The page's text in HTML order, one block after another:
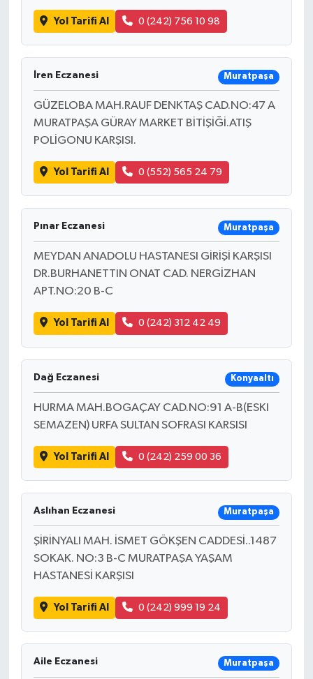
Yol Tarifi Al 0 (242) 756 10 98
İren Eczanesi Muratpaşa
GÜZELOBA MAH.RAUF DENKTAŞ CAD.NO:47 A
MURATPAŞA GÜRAY MARKET BİTİŞİĞİ.ATIŞ
POLİGONU KARŞISI.
Yol Tarifi Al 0 (552) 565 24 79
Pınar Eczanesi Muratpaşa
MEYDAN ANADOLU HASTANESI GİRİŞİ KARŞISI
DR.BURHANETTIN ONAT CAD. NERGİZHAN
APT.NO:20 B-C
Yol Tarifi Al 0 (242) 312 42 49
Dağ Eczanesi Konyaaltı
HURMA MAH.BOGAÇAY CAD.NO:91 A-B(ESKI
SEMAZEN) URFA SULTAN SOFRASI KARSISI
Yol Tarifi Al 0 (242) 259 00 36
Aslıhan Eczanesi Muratpaşa
ŞİRİNYALI MAH. İSMET GÖKŞEN CADDESİ..1487
SOKAK. NO:3 B-C MURATPAŞA YAŞAM
HASTANESİ KARŞISI
Yol Tarifi Al 0 (242) 999 19 24
Aile Eczanesi Muratpaşa